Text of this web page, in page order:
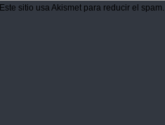
Este sitio usa Akismet para reducir el spam.